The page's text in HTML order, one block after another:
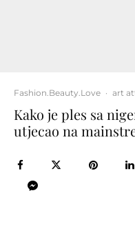
Fashion.Beauty.Love · art
Kako je ples sa
utjecao na